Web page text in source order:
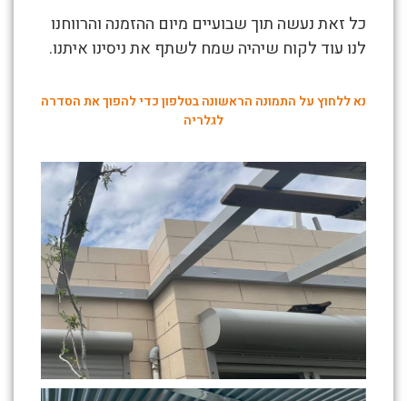
כל זאת נעשה תוך שבועיים מיום ההזמנה והרווחנו
לנו עוד לקוח שיהיה שמח לשתף את ניסינו איתנו.
נא ללחוץ על התמונה הראשונה בטלפון כדי להפוך את הסדרה
לגלריה